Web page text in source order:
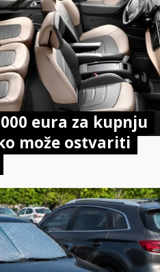
eura za kupnju
može ostvariti